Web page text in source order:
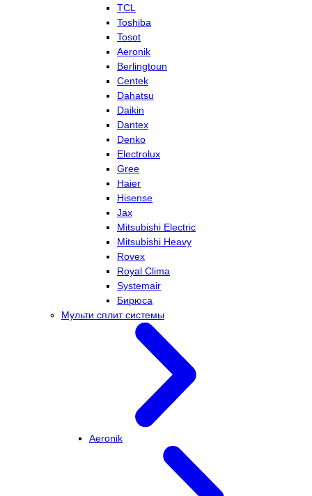
TCL
Toshiba
Tosot
Aeronik
Berlingtoun
Centek
Dahatsu
Daikin
Dantex
Denko
Electrolux
Gree
Haier
Hisense
Jax
Mitsubishi Electric
Mitsubishi Heavy
Rovex
Royal Clima
Systemair
Бирюса
Мульти сплит системы
Aeronik